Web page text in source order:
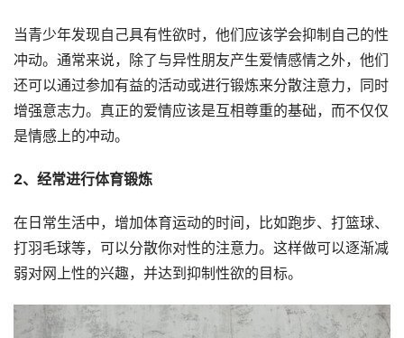
当青少年发现自己具有性欲时，他们应该学会抑制自己的性
冲动。通常来说，除了与异性朋友产生爱情感情之外，他们
还可以通过参加有益的活动或进行锻炼来分散注意力，同时
增强意志力。真正的爱情应该是互相尊重的基础，而不仅仅
是情感上的冲动。
2、经常进行体育锻炼
在日常生活中，增加体育运动的时间，比如跑步、打篮球、
打羽毛球等，可以分散你对性的注意力。这样做可以逐渐减
弱对网上性的兴趣，并达到抑制性欲的目标。